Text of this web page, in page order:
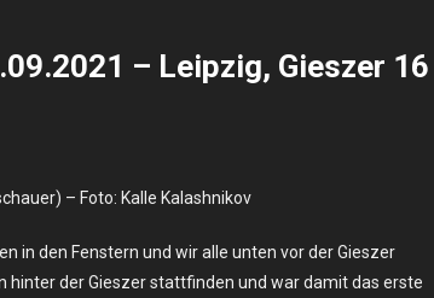
– Leipzig, Gieszer 16
– Foto: Kalle Kalashnikov
in den Fenstern und wir alle unten vor der Gieszer
der Gieszer stattfinden und war damit das erste